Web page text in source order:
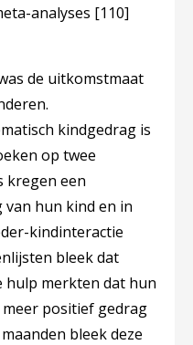
analyses [110]
de uitkomstmaat
kindgedrag is
op twee
kregen een
hun kind en in
kindinteractie
bleek dat
hulp merkten dat hun
positief gedrag
bleek deze